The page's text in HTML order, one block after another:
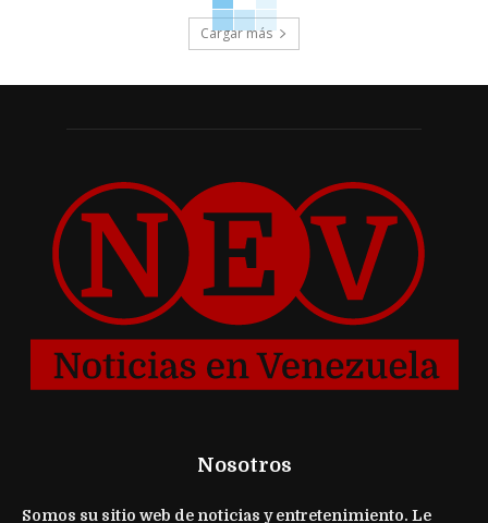
Cargar más
Nosotros
Somos su sitio web de noticias y entretenimiento. Le